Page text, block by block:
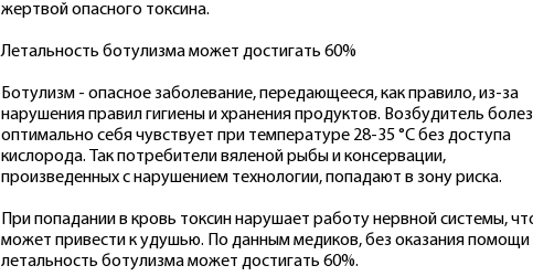
жертвой опасного токсина.
Летальность ботулизма может достигать 60%
Ботулизм - опасное заболевание, передающееся, как правило, из-за
нарушения правил гигиены и хранения продуктов. Возбудитель
оптимально себя чувствует при температуре 28-35 °C без доступа
кислорода. Так потребители вяленой рыбы и консервации,
произведенных с нарушением технологии, попадают в зону риска.
При попадании в кровь токсин нарушает работу нервной системы,
может привести к удушью. По данным медиков, без оказания помощи
летальность ботулизма может достигать 60%.